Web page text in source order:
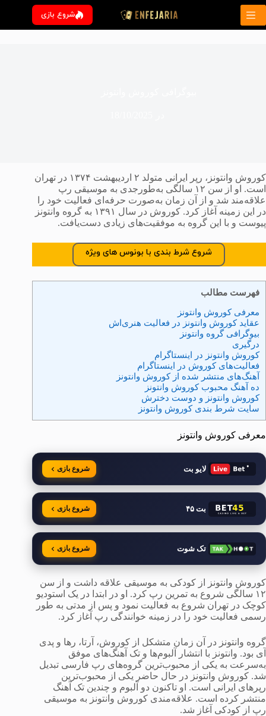
پرش
محتوا
شروع بازی
کوروش وانتونز، رپر ایرانی متولد ۲ اردیبهشت ۱۳۷۴ در تهران
است. او از سن ۱۲ سالگی به‌طورجدی به موسیقی رپ
علاقه‌مند شد و از آن زمان به‌صورت حرفه‌ای فعالیت خود را
در این زمینه آغاز کرد. کوروش در سال ۱۳۹۱ به گروه وانتونز
پیوست و با این گروه به موفقیت‌های زیادی دست‌یافت.
شروع شرط بندی با بونوس های ویژه
فهرست مطالب
معرفی کوروش وانتونز
عقاید کوروش وانتونز در فعالیت هنری‌اش
بیوگرافی گروه وانتونز
درگیری
کوروش وانتونز در اینستاگرام
فعالیت‌های کوروش در اینستاگرام
آهنگ‌های منتشر شده از کوروش وانتونز
ده آهنگ محبوب کوروش وانتونز
کوروش وانتونز و دوست دخترش
سایت شرط بندی کوروش وانتونز
معرفی کوروش وانتونز
لایو بت شروع بازی
بت ۴۵ شروع بازی
تک شوت شروع بازی
کوروش وانتونز از کودکی به موسیقی علاقه داشت و از سن
۱۲ سالگی شروع به تمرین رپ کرد. او در ابتدا در یک استودیو
کوچک در تهران شروع به فعالیت نمود و پس از مدتی به طور
رسمی فعالیت خود را در زمینه خوانندگی رپ آغاز کرد.
گروه وانتونز در آن زمان متشکل از کوروش، آرتا، رها و پدی
آی بود. وانتونز با انتشار آلبوم‌ها و تک آهنگ‌های موفق
به‌سرعت به یکی از محبوب‌ترین گروه‌های رپ فارسی تبدیل
شد. کوروش وانتونز در حال حاضر یکی از محبوب‌ترین
رپرهای ایرانی است. او تاکنون دو آلبوم و چندین تک آهنگ
منتشر کرده است. علاقه‌مندی کوروش وانتونز به موسیقی
رپ از کودکی آغاز شد.